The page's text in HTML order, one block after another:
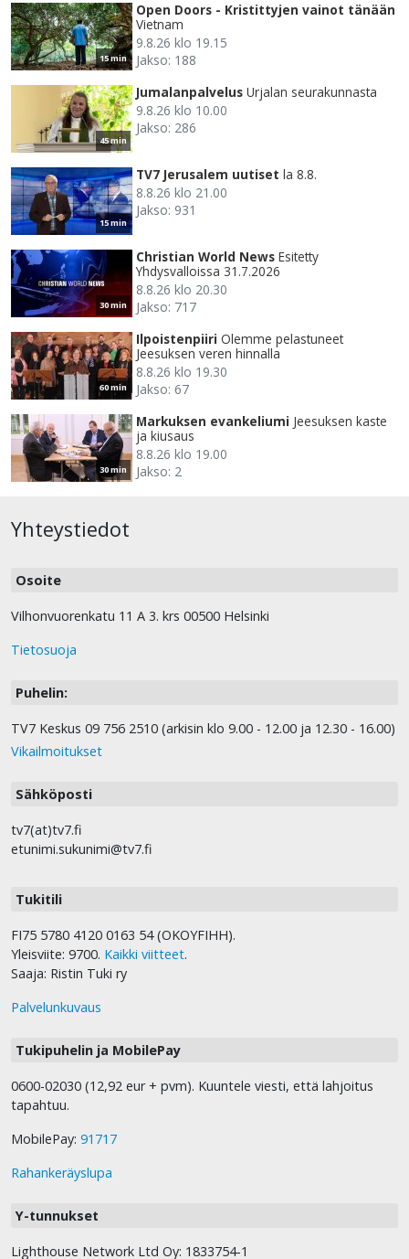
15 min
Open Doors - Kristittyjen vainot tänään
Vietnam
9.8.26 klo 19.15
Jakso: 188
45 min
Jumalanpalvelus Urjalan seurakunnasta
9.8.26 klo 10.00
Jakso: 286
15 min
TV7 Jerusalem uutiset la 8.8.
8.8.26 klo 21.00
Jakso: 931
30 min
Christian World News Esitetty
Yhdysvalloissa 31.7.2026
8.8.26 klo 20.30
Jakso: 717
60 min
Ilpoistenpiiri Olemme pelastuneet
Jeesuksen veren hinnalla
8.8.26 klo 19.30
Jakso: 67
30 min
Markuksen evankeliumi Jeesuksen kaste
ja kiusaus
8.8.26 klo 19.00
Jakso: 2
Yhteystiedot
Osoite
Vilhonvuorenkatu 11 A 3. krs 00500 Helsinki
Tietosuoja
Puhelin:
TV7 Keskus 09 756 2510 (arkisin klo 9.00 - 12.00 ja 12.30 - 16.00)
Vikailmoitukset
Sähköposti
tv7(at)tv7.fi
etunimi.sukunimi@tv7.fi
Tukitili
FI75 5780 4120 0163 54 (OKOYFIHH).
Yleisviite: 9700. Kaikki viitteet.
Saaja: Ristin Tuki ry
Palvelunkuvaus
Tukipuhelin ja MobilePay
0600-02030 (12,92 eur + pvm). Kuuntele viesti, että lahjoitus
tapahtuu.
MobilePay: 91717
Rahankeräyslupa
Y-tunnukset
Lighthouse Network Ltd Oy: 1833754-1